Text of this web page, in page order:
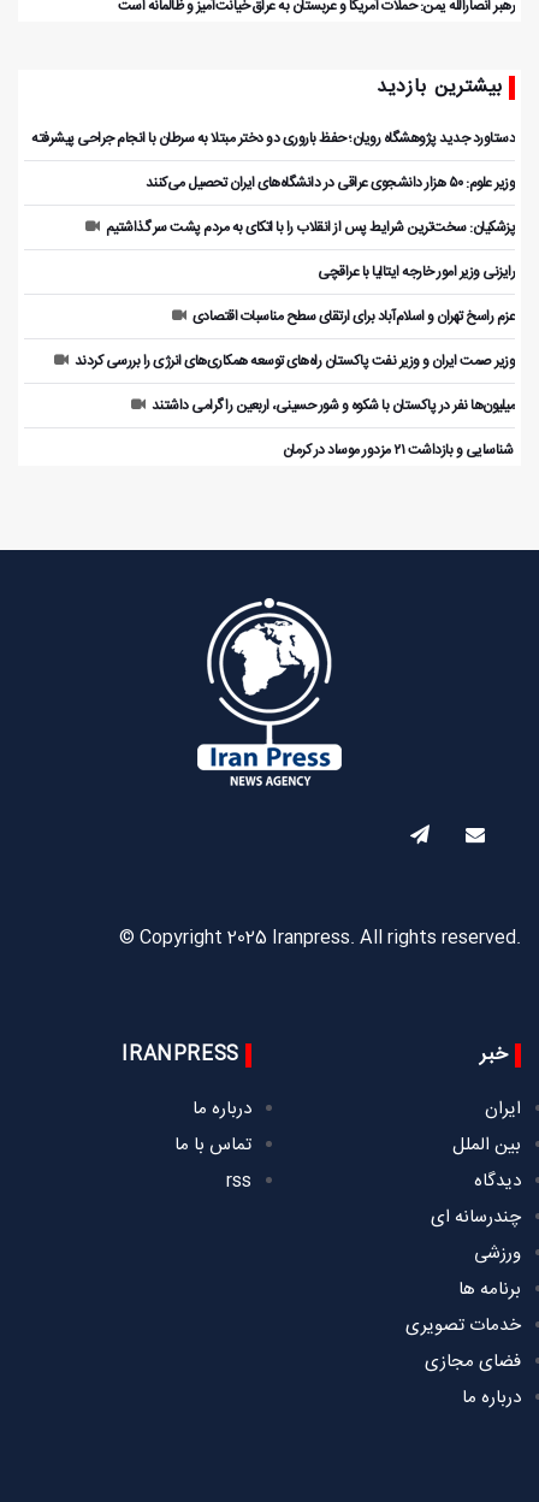
رهبر انصارالله یمن: حملات آمریکا و عربستان به عراق خیانت‌آمیز و ظالمانه است
بیشترین بازدید
دستاورد جدید پژوهشگاه رویان؛ حفظ باروری دو دختر مبتلا به سرطان با انجام جراحی پیشرفته
وزیر علوم: ۵۰ هزار دانشجوی عراقی در دانشگاه‌های ایران تحصیل می‌کنند
پزشکیان: سخت‌ترین شرایط پس از انقلاب را با اتکای به مردم پشت سر گذاشتیم
رایزنی وزیر امور خارجه ایتالیا با عراقچی
عزم راسخ تهران و اسلام‌آباد برای ارتقای سطح مناسبات اقتصادی
وزیر صمت ایران و وزیر نفت پاکستان راه‌های توسعه همکاری‌های انرژی را بررسی کردند
میلیون‌ها نفر در پاکستان با شکوه و شور حسینی، اربعین را گرامی داشتند
️ شناسایی و بازداشت ۲۱ مزدور موساد در کرمان
© Copyright 2025 Iranpress. All rights reserved.
خبر
ایران
بین الملل
دیدگاه
چندرسانه ای
ورزشی
برنامه ها
خدمات تصویری
فضای مجازی
درباره ما
IRANPRESS
درباره ما
تماس با ما
rss